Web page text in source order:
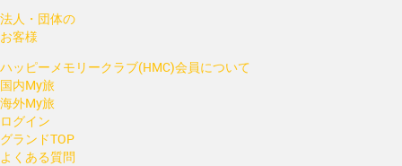
法人・団体の
お客様
ハッピーメモリークラブ(HMC)会員について
国内My旅
海外My旅
ログイン
グランドTOP
よくある質問